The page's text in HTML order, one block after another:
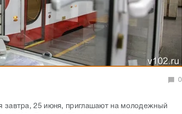
0
завтра, 25 июня, приглашают на молодежный